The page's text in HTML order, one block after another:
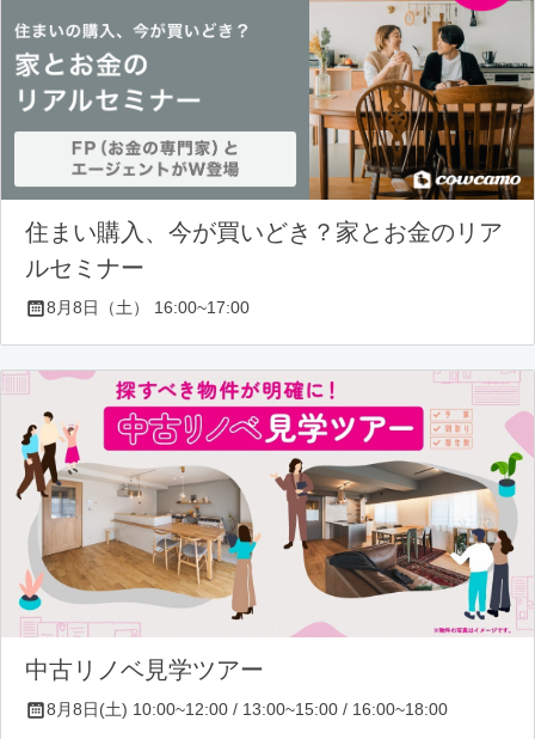
住まい購入、今が買いどき？家とお金のリア
ルセミナー
8月8日（土） 16:00~17:00
中古リノベ見学ツアー
8月8日(土) 10:00~12:00 / 13:00~15:00 / 16:00~18:00